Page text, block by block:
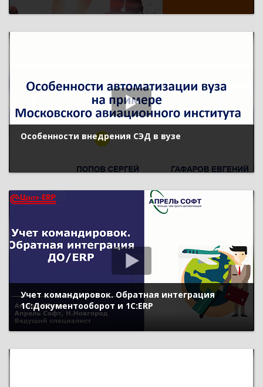
Особенности внедрения СЭД в вузе
Учет командировок. Обратная интеграция
1С:Документооборот и 1С:ERP